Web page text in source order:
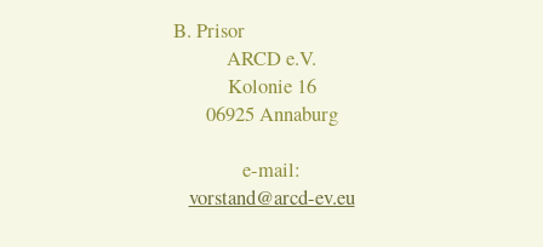
B. Prisor
ARCD e.V.
Kolonie 16
06925 Annaburg
e-mail:
vorstand@arcd-ev.eu